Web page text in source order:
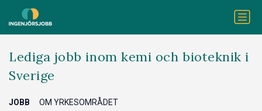
Lediga jobb inom kemi och bioteknik i
Sverige
JOBB OM YRKESOMRÅDET